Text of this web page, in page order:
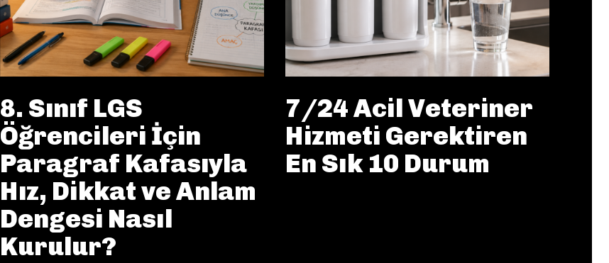
8. Sınıf LGS
Öğrencileri İçin
Paragraf Kafasıyla
Hız, Dikkat ve Anlam
Dengesi Nasıl
Kurulur?
7/24 Acil Veteriner
Hizmeti Gerektiren
En Sık 10 Durum